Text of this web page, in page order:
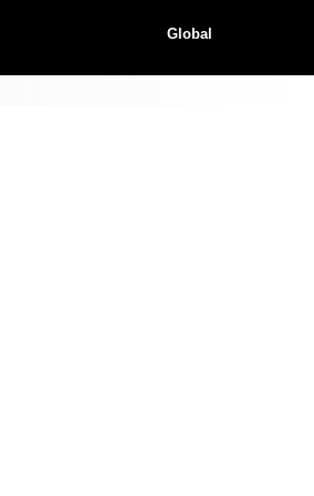
Global